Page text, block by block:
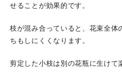
せることが効果的です。
枝が混み合っていると、花束全体
ちもしにくくなります。
剪定した小枝は別の花瓶に生けて